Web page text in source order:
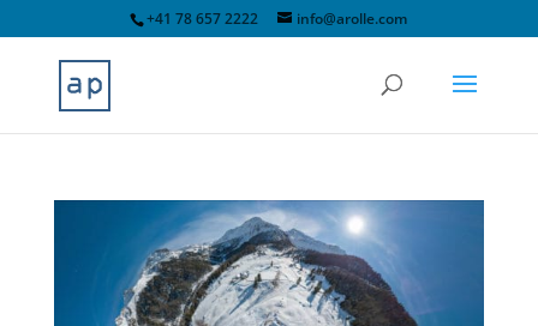
+41 78 657 2222 info@arolle.com